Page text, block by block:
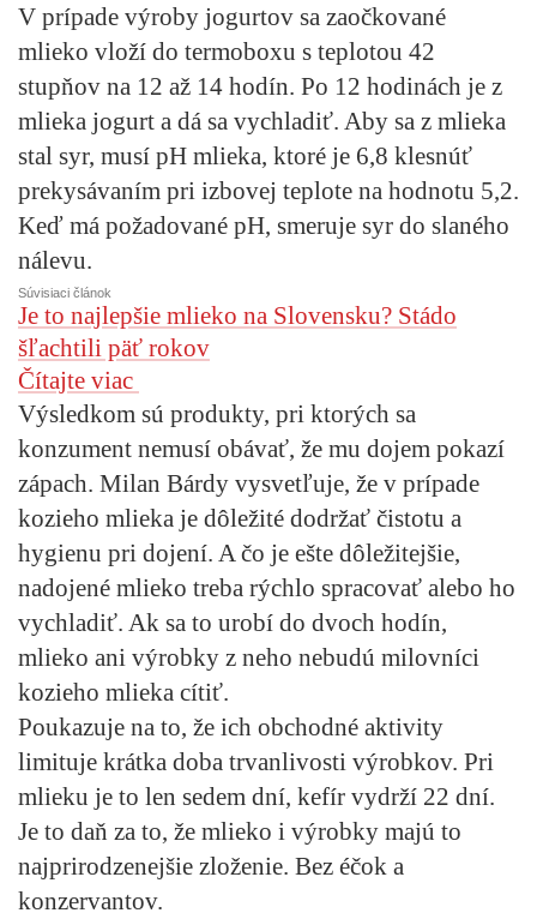
V prípade výroby jogurtov sa zaočkované
mlieko vloží do termoboxu s teplotou 42
stupňov na 12 až 14 hodín. Po 12 hodinách je z
mlieka jogurt a dá sa vychladiť. Aby sa z mlieka
stal syr, musí pH mlieka, ktoré je 6,8 klesnúť
prekysávaním pri izbovej teplote na hodnotu 5,2.
Keď má požadované pH, smeruje syr do slaného
nálevu.
Súvisiaci článok
Je to najlepšie mlieko na Slovensku? Stádo
šľachtili päť rokov
Čítajte viac
Výsledkom sú produkty, pri ktorých sa
konzument nemusí obávať, že mu dojem pokazí
zápach. Milan Bárdy vysvetľuje, že v prípade
kozieho mlieka je dôležité dodržať čistotu a
hygienu pri dojení. A čo je ešte dôležitejšie,
nadojené mlieko treba rýchlo spracovať alebo ho
vychladiť. Ak sa to urobí do dvoch hodín,
mlieko ani výrobky z neho nebudú milovníci
kozieho mlieka cítiť.
Poukazuje na to, že ich obchodné aktivity
limituje krátka doba trvanlivosti výrobkov. Pri
mlieku je to len sedem dní, kefír vydrží 22 dní.
Je to daň za to, že mlieko i výrobky majú to
najprirodzenejšie zloženie. Bez éčok a
konzervantov.